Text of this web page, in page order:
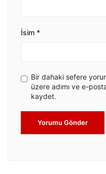
İsim *
Bir dahaki sefere
üzere adımı ve e-
kaydet.
Yorumu Gönder